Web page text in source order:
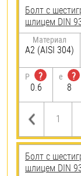
Болт с
шлицем DIN
Материал
А2 (AISI 304)
P
?
0.6
e
?
8
Болт с
шлицем DIN